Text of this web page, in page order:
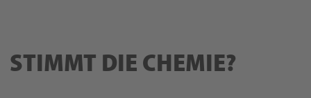
STIMMT DIE CHEMIE?